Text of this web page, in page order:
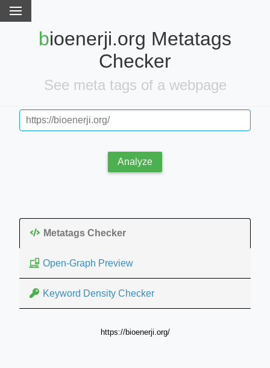
bioenerji.org Metatags
Checker
See meta tags of a webpage
Analyze
Metatags Checker
Open-Graph Preview
Keyword Density Checker
https://bioenerji.org/